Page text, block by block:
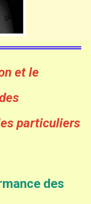
et le
particuliers
des